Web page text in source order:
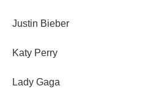
Justin Bieber
Katy Perry
Lady Gaga